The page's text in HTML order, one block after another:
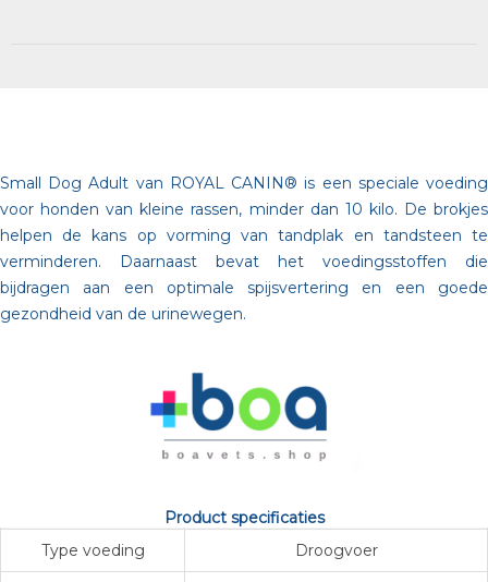
Small Dog Adult van ROYAL CANIN® is een speciale voeding
voor honden van kleine rassen, minder dan 10 kilo. De brokjes
helpen de kans op vorming van tandplak en tandsteen te
verminderen. Daarnaast bevat het voedingsstoffen die
bijdragen aan een optimale spijsvertering en een goede
gezondheid van de urinewegen.
Product specificaties
Type voeding
Droogvoer